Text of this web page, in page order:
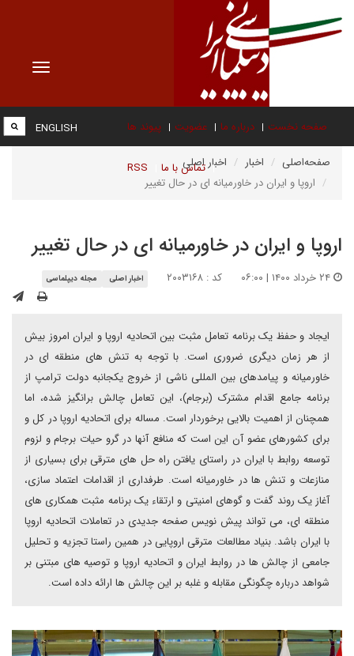
Toggle
صفحه نخست درباره ما عضویت پیوند ها
تماس با ما RSS
ENGLISH
صفحه‌اصلی اخبار
اخبار اصلی
اروپا و ایران در خاورمیانه ای در حال تغییر
اروپا و ایران در خاورمیانه ای در حال تغییر
کد : ۲۰۰۳۱۶۸ اخبار اصلی مجله دیپلماسی
ایجاد و حفظ یک برنامه تعامل مثبت بین اتحادیه اروپا و ایران امروز بیش
از هر زمان دیگری ضروری است. با توجه به تنش های منطقه ای در
خاورمیانه و پیامدهای بین المللی ناشی از خروج یکجانبه دولت ترامپ از
برنامه جامع اقدام مشترک (برجام)، این تعامل چالش برانگیز شده، اما
همچنان از اهمیت بالایی برخوردار است. مساله برای اتحادیه اروپا در کل و
برای کشورهای عضو آن این است که منافع آنها در گرو حیات برجام و لزوم
توسعه روابط با ایران در راستای یافتن راه حل های مترقی برای بسیاری از
منازعات و تنش ها در خاورمیانه است. طرفداری از اقدامات اعتماد سازی،
آغاز یک روند گفت و گوهای امنیتی و ارتقاء یک برنامه مثبت همکاری های
منطقه ای، می تواند پیش نویس صفحه جدیدی در تعاملات اتحادیه اروپا
با ایران باشد. بنیاد مطالعات مترقی اروپایی در همین راستا تجزیه و تحلیل
جامعی از چالش ها در روابط ایران و اتحادیه اروپا و توصیه های مبتنی بر
شواهد درباره چگونگی مقابله و غلبه بر این چالش ها ارائه داده است.